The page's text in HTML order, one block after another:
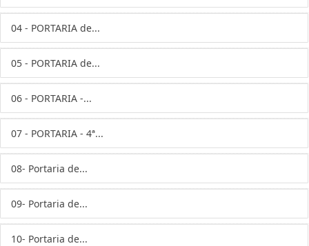
04 - PORTARIA de...
05 - PORTARIA de...
06 - PORTARIA -...
07 - PORTARIA - 4ª...
08- Portaria de...
09- Portaria de...
10- Portaria de...